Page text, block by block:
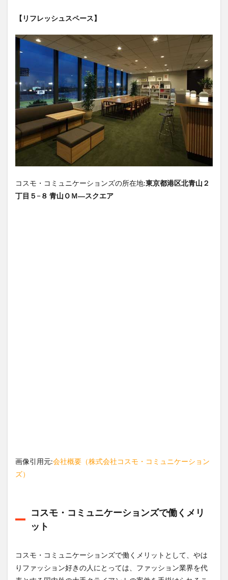
コス
モ・
ケー
ショ
ンズ
に転
職す
るた
めに
は？
議、カイ
判から読
の選
考難
【リフレッシュスペース】
コスモ・コミュニケーションズの所在地:東京都港区北青山２
丁目５−８ 青山ＯＭ―スクエア
画像引用元:会社概要（株式会社コスモ・コミュニケーション
ズ）
コスモ・コミュニケーションズで働くメリ
ット
コスモ・コミュニケーションズで働くメリットとして、やは
りファッション好きの人にとっては、ファッション業界を代